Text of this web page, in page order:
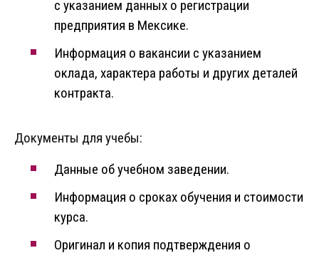
с указанием данных о регистрации
предприятия в Мексике.
Информация о вакансии с указанием
оклада, характера работы и других деталей
контракта.
Документы для учебы:
Данные об учебном заведении.
Информация о сроках обучения и стоимости
курса.
Оригинал и копия подтверждения о